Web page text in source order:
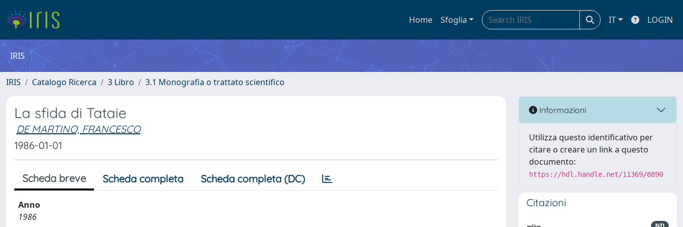
Home Sfoglia IT LOGIN
IRIS
IRIS Catalogo Ricerca 3 Libro 3.1 Monografia o trattato scientifico
La sfida di Tataie
DE MARTINO, FRANCESCO
1986-01-01
Scheda breve Scheda completa Scheda completa (DC)
Anno
1986
Informazioni
Utilizza questo identificativo per
citare o creare un link a questo
documento:
https://hdl.handle.net/11369/8890
Citazioni